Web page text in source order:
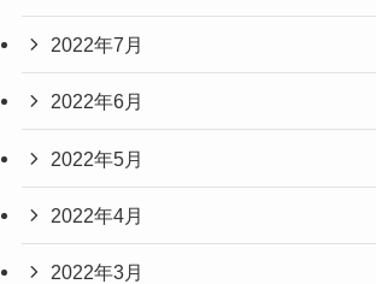
2022年7月
2022年6月
2022年5月
2022年4月
2022年3月